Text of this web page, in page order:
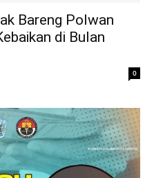
Bareng Polwan
di Bulan
0